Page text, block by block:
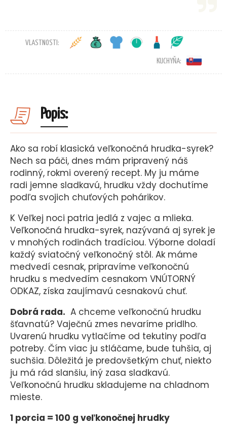
VLASTNOSTI:
KUCHYŇA:
Popis:
Ako sa robí klasická veľkonočná hrudka-syrek?
Nech sa páči, dnes mám pripravený náš
rodinný, rokmi overený recept. My ju máme
radi jemne sladkavú, hrudku vždy dochutíme
podľa svojich chuťových pohárikov.
K Veľkej noci patria jedlá z vajec a mlieka.
Veľkonočná hrudka-syrek, nazývaná aj syrek je
v mnohých rodinách tradíciou. Výborne doladí
každý sviatočný veľkonočný stôl. Ak máme
medvedí cesnak, pripravíme veľkonočnú
hrudku s medvedím cesnakom VNÚTORNÝ
ODKAZ, získa zaujímavú cesnakovú chuť.
Dobrá rada. A chceme veľkonočnú hrudku
šťavnatú? Vaječnú zmes nevaríme pridlho.
Uvarenú hrudku vytlačíme od tekutiny podľa
potreby. Čím viac ju stláčame, bude tuhšia, aj
suchšia. Dôležitá je predovšetkým chuť, niekto
ju má rád slanšiu, iný zasa sladkavú.
Veľkonočnú hrudku skladujeme na chladnom
mieste.
1 porcia = 100 g veľkonočnej hrudky